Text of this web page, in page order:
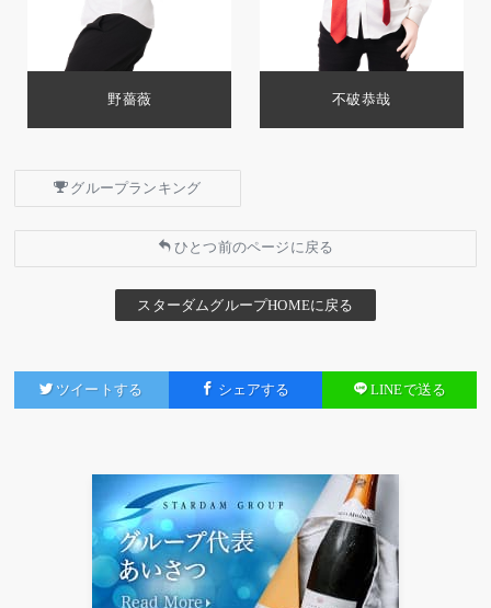
野薔薇 不破恭哉
グループランキング
ひとつ前のページに戻る
スターダムグループHOMEに戻る
ツイートする シェアする LINEで送る